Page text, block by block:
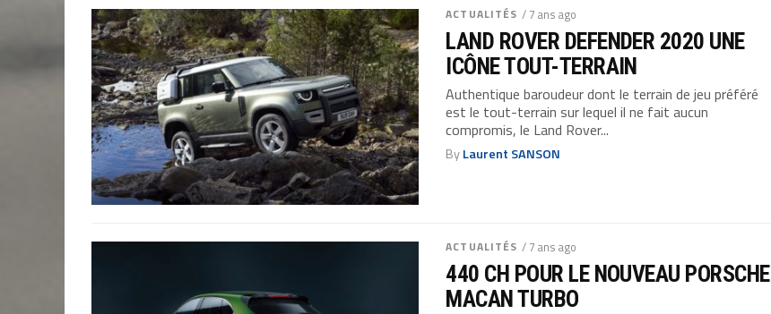
ACTUALITÉS / 7 ans ago
LAND ROVER DEFENDER 2020 UNE
ICÔNE TOUT-TERRAIN
Authentique baroudeur dont le terrain de jeu préféré
est le tout-terrain sur lequel il ne fait aucun
compromis, le Land Rover...
ByLaurent SANSON
ACTUALITÉS / 7 ans ago
440 CH POUR LE NOUVEAU PORSCHE
MACAN TURBO